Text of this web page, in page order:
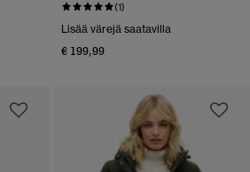
(1)
Lisää värejä saatavilla
€ 199,99